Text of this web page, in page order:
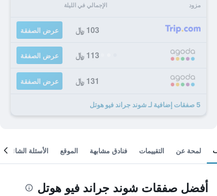
مزود الإجمالي في الليلة
103 ﷼ عرض الصفقة
113 ﷼ عرض الصفقة
131 ﷼ عرض الصفقة
5 صفقات إضافية لـ شوند جراند فيو هوتل
لمحة عن التقييمات فنادق مشابهة الموقع الأسئلة الشائعة
أفضل صفقات شوند جراند فيو هوتل